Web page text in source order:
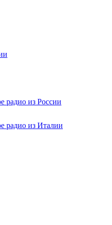
радио из России
радио из Италии